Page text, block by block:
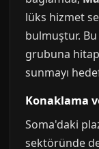
lüks hizmet
bulmuştur.
grubuna
sunmayı
Konaklama
Soma'daki
sektöründe